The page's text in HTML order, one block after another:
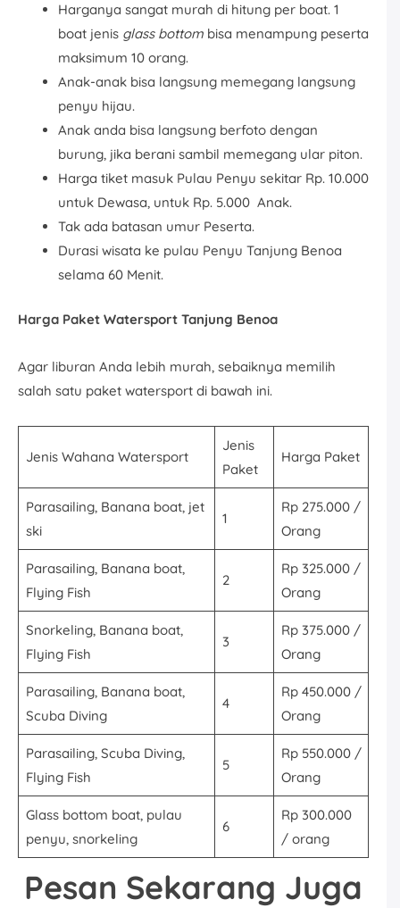
Harganya sangat murah di hitung per boat. 1
boat jenis glass bottom bisa menampung peserta
maksimum 10 orang.
Anak-anak bisa langsung memegang langsung
penyu hijau.
Anak anda bisa langsung berfoto dengan
burung, jika berani sambil memegang ular piton.
Harga tiket masuk Pulau Penyu sekitar Rp. 10.000
untuk Dewasa, untuk Rp. 5.000 Anak.
Tak ada batasan umur Peserta.
Durasi wisata ke pulau Penyu Tanjung Benoa
selama 60 Menit.
Harga Paket Watersport Tanjung Benoa
Agar liburan Anda lebih murah, sebaiknya memilih
salah satu paket watersport di bawah ini.
Jenis Wahana Watersport
Jenis
Paket
Harga Paket
Parasailing, Banana boat, jet
ski
1
Rp 275.000 /
Orang
Parasailing, Banana boat,
Flying Fish
2
Rp 325.000 /
Orang
Snorkeling, Banana boat,
Flying Fish
3
Rp 375.000 /
Orang
Parasailing, Banana boat,
Scuba Diving
4
Rp 450.000 /
Orang
Parasailing, Scuba Diving,
Flying Fish
5
Rp 550.000 /
Orang
Glass bottom boat, pulau
penyu, snorkeling
6
Rp 300.000
/ orang
Pesan Sekarang Juga